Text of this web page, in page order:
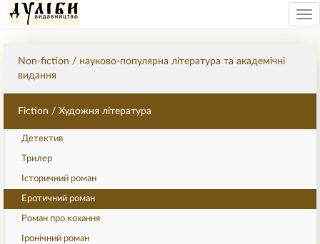
Non-fiction / науково-популярна література та академічні
видання
Fiction / Художня література
Детектив
Трилер
Історичний роман
Еротичний роман
Роман про кохання
Іронічний роман